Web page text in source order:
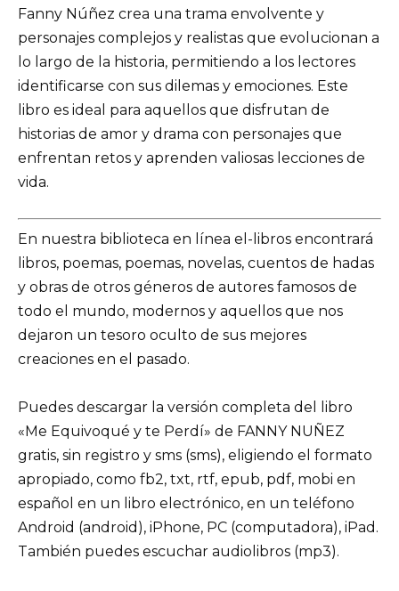
Fanny Núñez crea una trama envolvente y
personajes complejos y realistas que evolucionan a
lo largo de la historia, permitiendo a los lectores
identificarse con sus dilemas y emociones. Este
libro es ideal para aquellos que disfrutan de
historias de amor y drama con personajes que
enfrentan retos y aprenden valiosas lecciones de
vida.
En nuestra biblioteca en línea el-libros encontrará
libros, poemas, poemas, novelas, cuentos de hadas
y obras de otros géneros de autores famosos de
todo el mundo, modernos y aquellos que nos
dejaron un tesoro oculto de sus mejores
creaciones en el pasado.
Puedes descargar la versión completa del libro
«Me Equivoqué y te Perdí» de FANNY NUÑEZ
gratis, sin registro y sms (sms), eligiendo el formato
apropiado, como fb2, txt, rtf, epub, pdf, mobi en
español en un libro electrónico, en un teléfono
Android (android), iPhone, PC (computadora), iPad.
También puedes escuchar audiolibros (mp3).